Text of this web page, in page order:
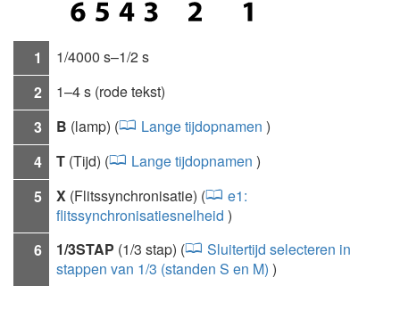
1
1/4000 s–1/2 s
2
1–4 s (rode tekst)
3
B (lamp) ( Lange tijdopnamen )
4
T (Tijd) ( Lange tijdopnamen )
5
X (Flitssynchronisatie) (
e1:
flitssynchronisatiesnelheid )
6
1/3STAP (1/3 stap) (
Sluitertijd selecteren in
stappen van 1/3 (standen S en M) )